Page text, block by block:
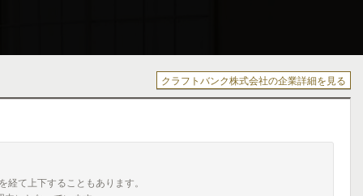
クラフトバンク株式会社の企業詳細を見る
て上下することもあります。